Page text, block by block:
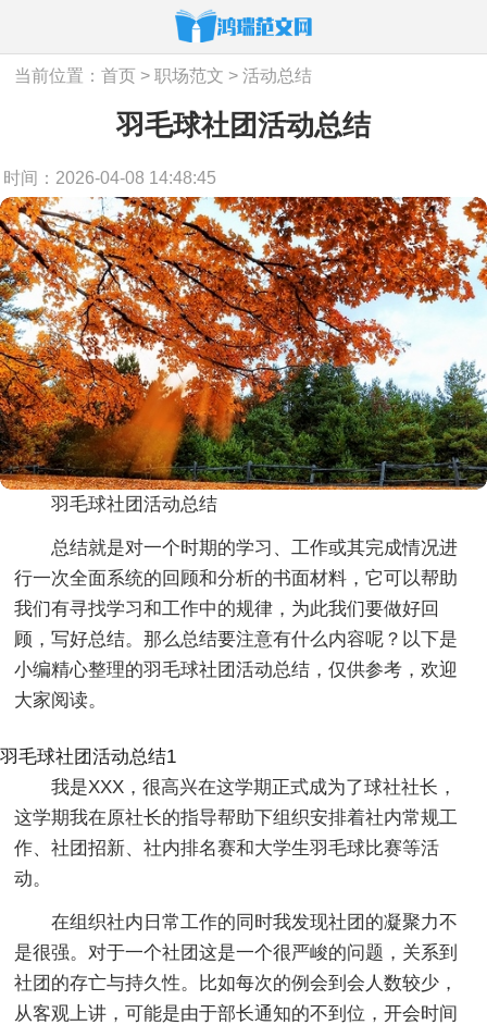
当前位置：首页 >职场范文 >活动总结
羽毛球社团活动总结
时间：2026-04-08 14:48:45
羽毛球社团活动总结
总结就是对一个时期的学习、工作或其完成情况进
行一次全面系统的回顾和分析的书面材料，它可以帮助
我们有寻找学习和工作中的规律，为此我们要做好回
顾，写好总结。那么总结要注意有什么内容呢？以下是
小编精心整理的羽毛球社团活动总结，仅供参考，欢迎
大家阅读。
羽毛球社团活动总结1
我是XXX，很高兴在这学期正式成为了球社社长，
这学期我在原社长的指导帮助下组织安排着社内常规工
作、社团招新、社内排名赛和大学生羽毛球比赛等活
动。
在组织社内日常工作的同时我发现社团的凝聚力不
是很强。对于一个社团这是一个很严峻的问题，关系到
社团的存亡与持久性。比如每次的例会到会人数较少，
从客观上讲，可能是由于部长通知的不到位，开会时间